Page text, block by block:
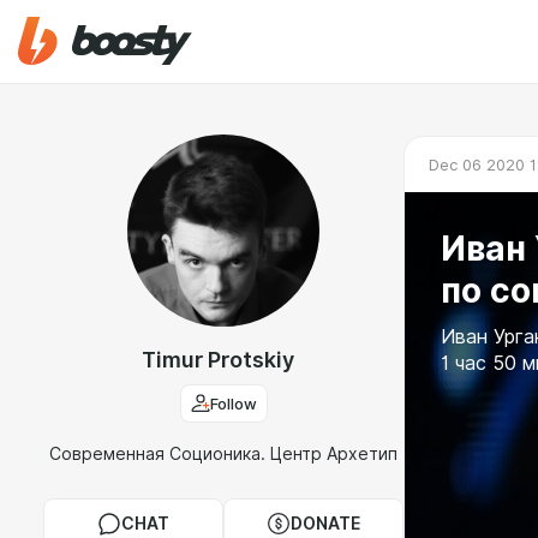
Timur Protskiy
Follow
Современная Соционика. Центр Архетип
CHAT DONATE
Dec 06 2020
Иван
по
Иван
1 час 50